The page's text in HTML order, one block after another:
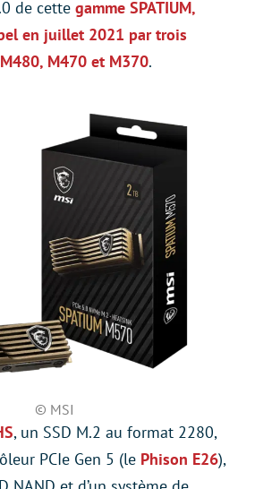
de cette gamme SPATIUM,
en juillet 2021 par trois
M470 et M370.
© MSI
, un SSD M.2 au format 2280,
PCIe Gen 5 (le Phison E26),